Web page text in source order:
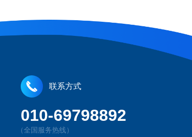
联系方式
010-69798892
（全国服务热线）